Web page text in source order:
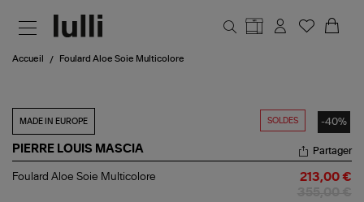
Accueil Foulard Aloe Soie Multicolore
SOLDES -40%
MADE IN EUROPE
PIERRE LOUIS MASCIA
Foulard
Partager
Foulard Aloe Soie Multicolore 213,00 €